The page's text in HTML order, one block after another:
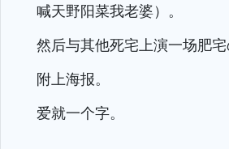
喊天野阳菜我老婆）。
然后与其他死宅上演一场肥宅
附上海报。
爱就一个字。